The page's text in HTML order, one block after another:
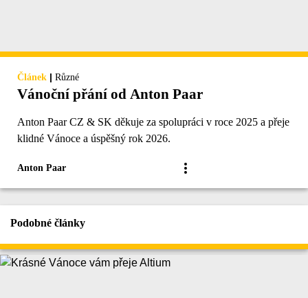
Článek | Různé
Vánoční přání od Anton Paar
Anton Paar CZ & SK děkuje za spolupráci v roce 2025 a přeje
klidné Vánoce a úspěšný rok 2026.
Anton Paar
Podobné články